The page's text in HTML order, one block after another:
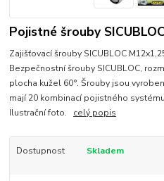
Pojistné šrouby SICUBLOC
Zajišťovací šrouby SICUBLOC
Bezpečnostní šrouby SICUBLOC,
plocha kužel 60°. Šrouby jsou
mají 20 kombinací pojistného
Ilustrační foto. celý popis
Dostupnost Skladem